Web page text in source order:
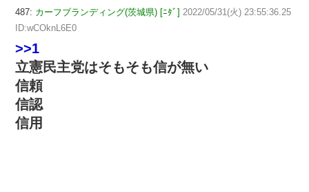
487: カーフブランディング(茨城県) [ﾆﾀﾞ] 2022/05/31(火) 23:55:36.25
ID:wCOknL6E0
>>1
立憲民主党はそもそも信が無い
信頼
信認
信用